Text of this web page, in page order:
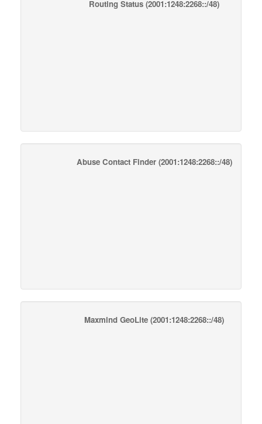
Routing Status (2001:1248:2268::/48)
Abuse Contact Finder(2001:1248:2268::/48)
Maxmind GeoLite (2001:1248:2268::/48)